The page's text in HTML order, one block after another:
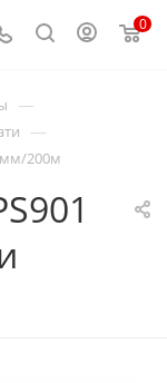
0
—
—
200м